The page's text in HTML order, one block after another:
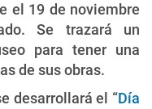
el 19 de noviembre
Se trazará un
para tener una
de sus obras.
desarrollará el “Día